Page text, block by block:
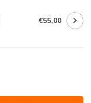
€55,00